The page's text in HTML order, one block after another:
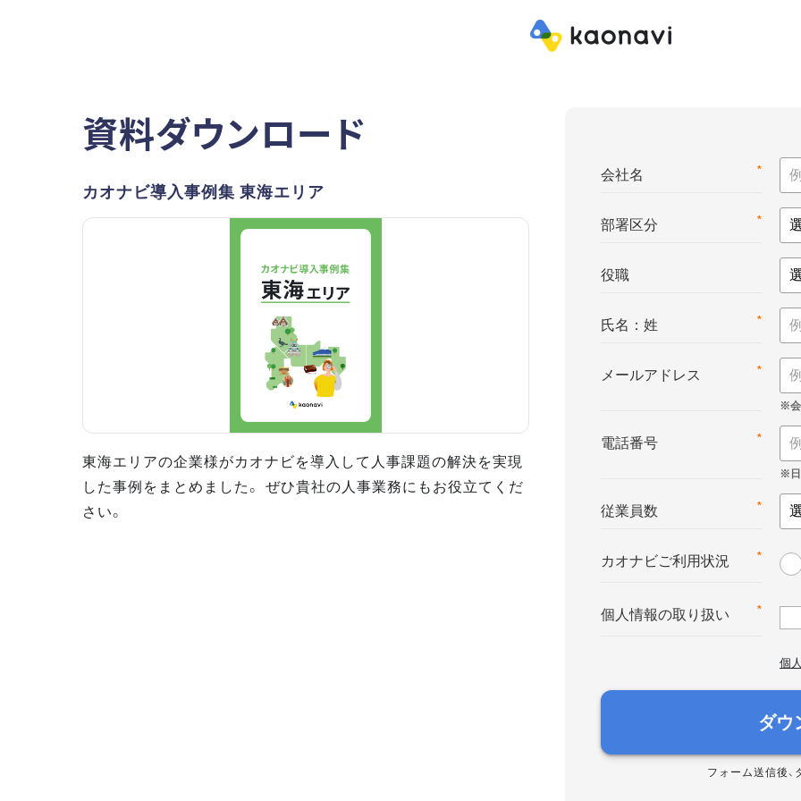
資料ダウンロード
カオナビ導入事例集 東海エリア
東海エリアの企業様がカオナビを導入して人事課題の解決を実現
した事例をまとめました。 ぜひ貴社の人事業務にもお役立てくだ
さい。
*
会社名
*
部署区分
役職
*
氏名：姓
*
メールアドレス
*
電話番号
*
従業員数
*
カオナビご利用状況
*
個人情報の取り扱い
個
ダウ
フォーム送信後